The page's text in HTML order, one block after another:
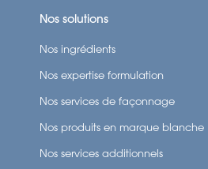
Nos solutions
Nos ingrédients
Nos expertise formulation
Nos services de façonnage
Nos produits en marque blanche
Nos services additionnels